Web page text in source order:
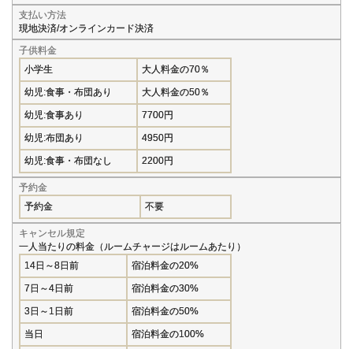
支払い方法
現地決済/オンラインカード決済
子供料金
小学生
大人料金の70％
幼児:食事・布団あり 大人料金の50％
幼児:食事あり 7700円
幼児:布団あり 4950円
幼児:食事・布団なし 2200円
予約金
予約金
不要
キャンセル規定
一人当たりの料金（ルームチャージはルームあたり）
14日～8日前
宿泊料金の20%
7日～4日前 宿泊料金の30%
3日～1日前 宿泊料金の50%
当日 宿泊料金の100%